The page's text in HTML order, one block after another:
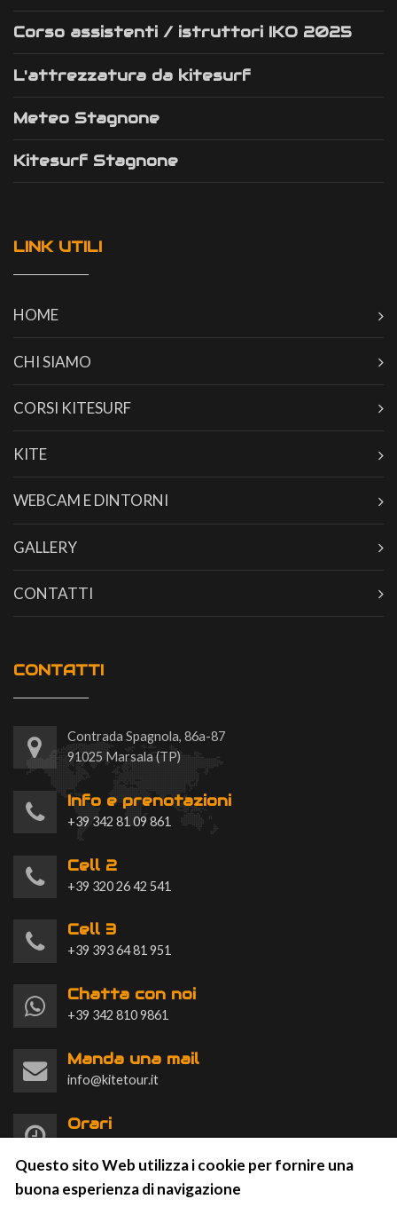
Corso assistenti / istruttori IKO 2025
L'attrezzatura da kitesurf
Meteo Stagnone
Kitesurf Stagnone
LINK UTILI
HOME
CHI SIAMO
CORSI KITESURF
KITE
WEBCAM E DINTORNI
GALLERY
CONTATTI
CONTATTI
Contrada Spagnola, 86a-87
91025 Marsala (TP)
Info e prenotazioni
+39 342 81 09 861
Cell 2
+39 320 26 42 541
Cell 3
+39 393 64 81 951
Chatta con noi
+39 342 810 9861
Manda una mail
info@kitetour.it
Orari
Questo sito Web utilizza i cookie per fornire una
buona esperienza di navigazione